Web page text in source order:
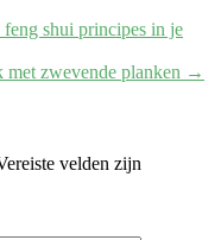
shui principes in je
met zwevende planken →
velden zijn